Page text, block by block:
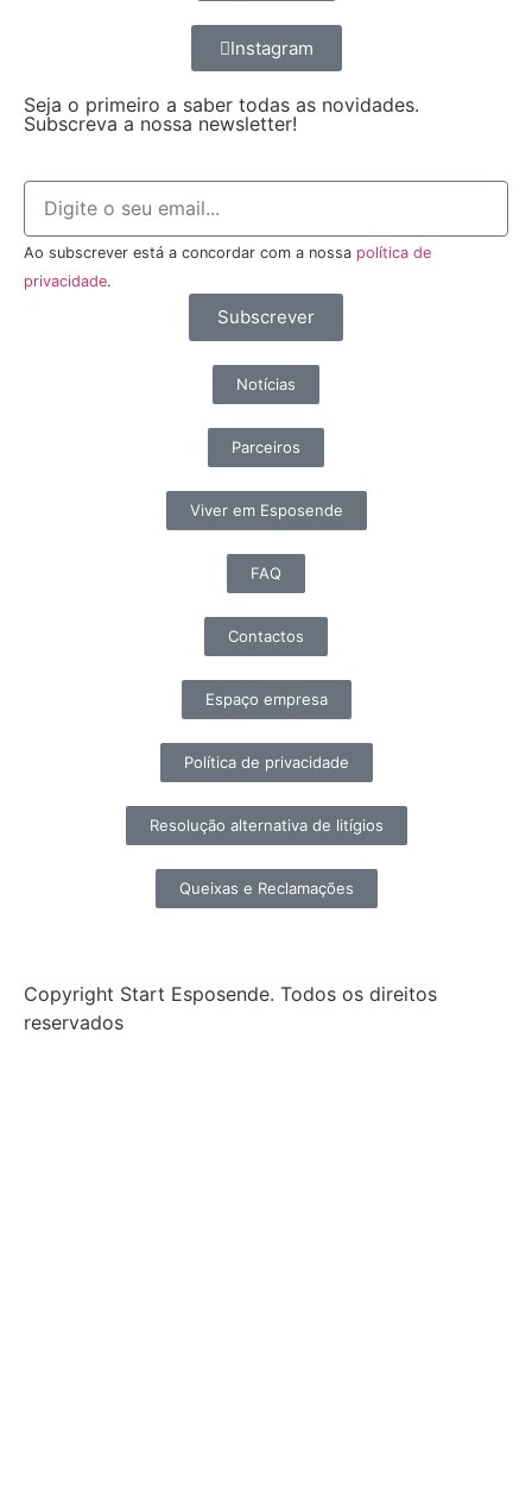
Instagram
Seja o primeiro a saber todas as novidades.
Subscreva a nossa newsletter!
Ao subscrever está a concordar com a nossa política de
privacidade.
Subscrever
Notícias
Parceiros
Viver em Esposende
FAQ
Contactos
Espaço empresa
Política de privacidade
Resolução alternativa de litígios
Queixas e Reclamações
Copyright Start Esposende. Todos os direitos
reservados